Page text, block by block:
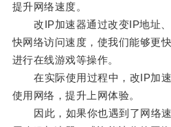
提升网络速度。
改IP加速器通过改变IP地址、
快网络访问速度，使我们能够更
进行在线游戏等操作。
在实际使用过程中，改IP加速
使用网络，提升上网体验。
因此，如果你也遇到了网络速